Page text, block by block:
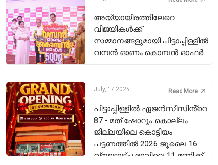
അയ്യായിരത്തിലേറെ
വിജയികൾക്ക്
സമ്മാനങ്ങളുമായി പിട്ടാപ്പിള്ളിൽ
വമ്പൻ ഓണം കൊമ്പൻ ഓഫർ
July, 17 2026 Read More
പിട്ടാപ്പിള്ളിൽ ഏജൻസീസിൻ്റെ
87 - മത് ഷോറൂം കൊല്ലം
ജില്ലയിലെ കൊട്ടിയം
പട്ടണത്തിൽ 2026 ജൂലൈ 16
വ്യാഴാഴ്ച രാവിലെ 11 മണിക്ക്